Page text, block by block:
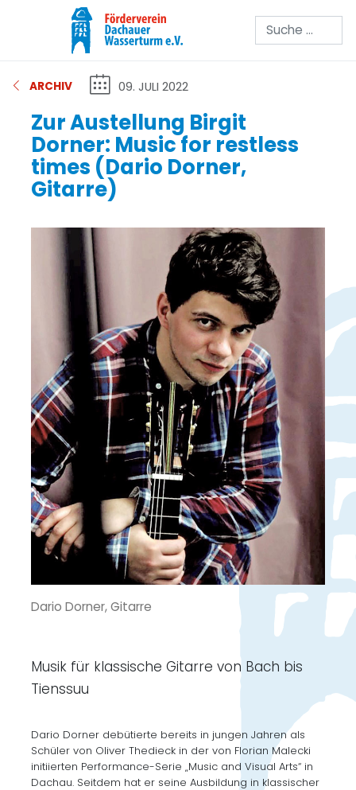
Suchen
ARCHIV 09. JULI 2022
Zur Austellung Birgit
Dorner: Music for restless
times (Dario Dorner,
Gitarre)
Dario Dorner, Gitarre
Musik für klassische Gitarre von Bach bis
Tienssuu
Dario Dorner debütierte bereits in jungen Jahren als
Schüler von Oliver Thedieck in der von Florian Malecki
initiierten Performance-Serie „Music and Visual Arts“ in
Dachau. Seitdem hat er seine Ausbildung in klassischer